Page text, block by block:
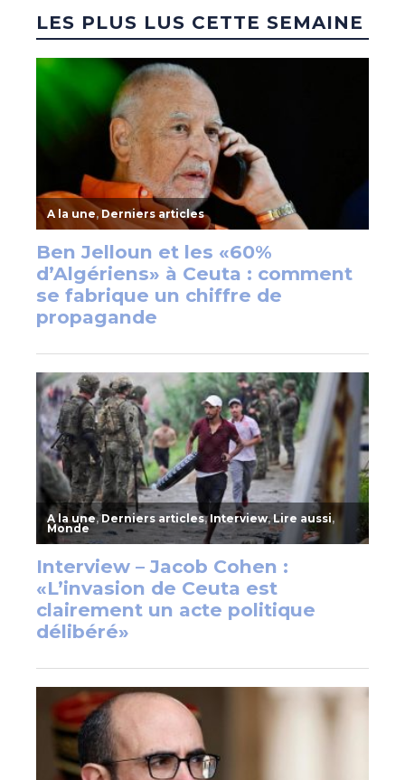
LES PLUS LUS CETTE SEMAINE